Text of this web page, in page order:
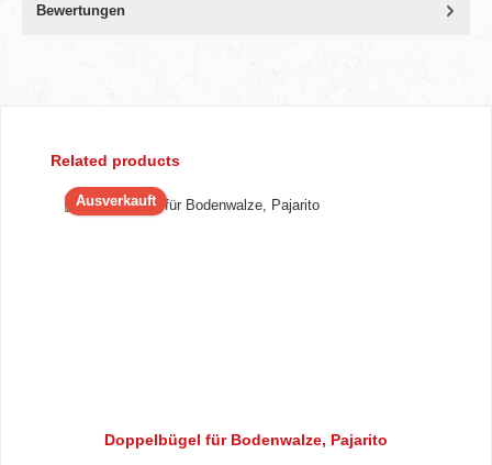
Bewertungen
Produktgalerie überspringen
Related products
Ausverkauft
Doppelbügel für Bodenwalze, Pajarito